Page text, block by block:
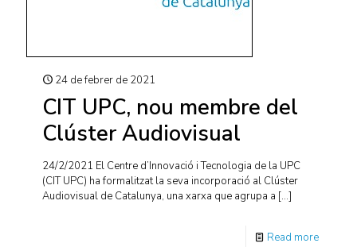
24 de febrer de 2021
CIT UPC, nou membre del
Clúster Audiovisual
24/2/2021 El Centre d’Innovació i Tecnologia de la UPC
(CIT UPC) ha formalitzat la seva incorporació al Clúster
Audiovisual de Catalunya, una xarxa que agrupa a […]
Read more